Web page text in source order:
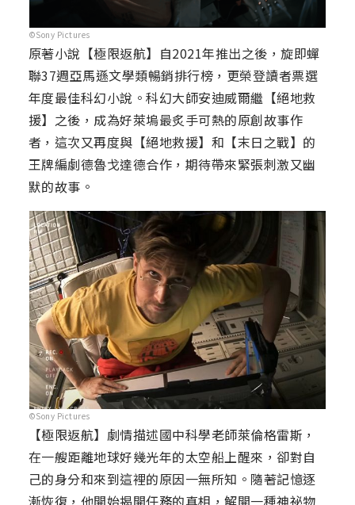
©Sony Pictures
原著小說【極限返航】自2021年推出之後，旋即蟬
聯37週亞馬遜文學類暢銷排行榜，更榮登讀者票選
年度最佳科幻小說。科幻大師安迪威爾繼【絕地救
援】之後，成為好萊塢最炙手可熱的原創故事作
者，這次又再度與【絕地救援】和【末日之戰】的
王牌編劇德魯戈達德合作，期待帶來緊張刺激又幽
默的故事。
©Sony Pictures
【極限返航】劇情描述國中科學老師萊倫格雷斯，
在一艘距離地球好幾光年的太空船上醒來，卻對自
己的身分和來到這裡的原因一無所知。隨著記憶逐